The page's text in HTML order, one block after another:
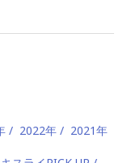
2022年 2021年